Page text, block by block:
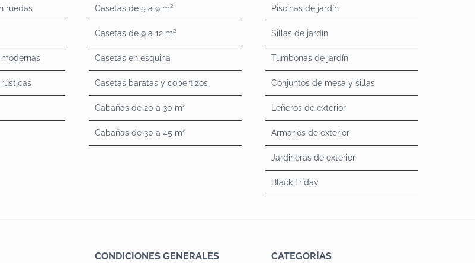
ruedas Casetas de 5 a 9 m²
Casetas de 9 a 12 m²
Casetas en esquina
Casetas baratas y cobertizos
Cabañas de 20 a 30 m²
Cabañas de 30 a 45 m²
Piscinas de jardín
Sillas de jardín
Tumbonas de jardín
Conjuntos de mesa y sillas
Leñeros de exterior
Armarios de exterior
Jardineras de exterior
Black Friday
CONDICIONES GENERALES CATEGORÍAS